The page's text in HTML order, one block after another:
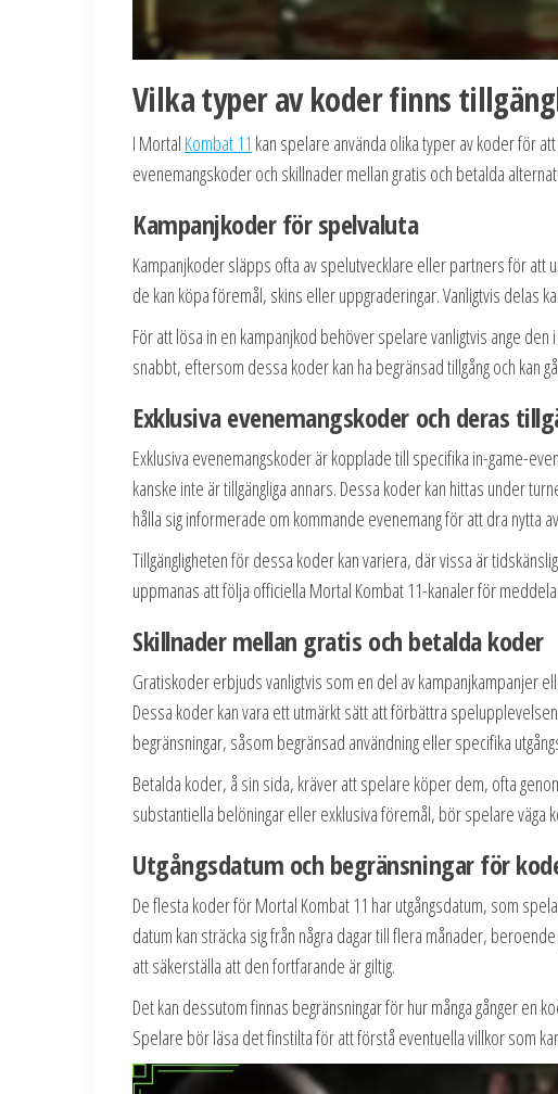
Vilka typer av koder finns
I Mortal Kombat 11 kan spelare använda olika typer av koder för
evenemangskoder och skillnader mellan gratis och betalda
Kampanjkoder för spelvaluta
Kampanjkoder släpps ofta av spelutvecklare eller partners för att
de kan köpa föremål, skins eller uppgraderingar. Vanligtvis delas
För att lösa in en kampanjkod behöver spelare vanligtvis ange
snabbt, eftersom dessa koder kan ha begränsad tillgång och kan
Exklusiva evenemangskoder och deras
Exklusiva evenemangskoder är kopplade till specifika in-game-
kanske inte är tillgängliga annars. Dessa koder kan hittas under
hålla sig informerade om kommande evenemang för att dra nytta
Tillgängligheten för dessa koder kan variera, där vissa är
uppmanas att följa officiella Mortal Kombat 11-kanaler för
Skillnader mellan gratis och betalda koder
Gratiskoder erbjuds vanligtvis som en del av kampanjkampanjer
Dessa koder kan vara ett utmärkt sätt att förbättra
begränsningar, såsom begränsad användning eller specifika
Betalda koder, å sin sida, kräver att spelare köper dem, ofta
substantiella belöningar eller exklusiva föremål, bör spelare
Utgångsdatum och begränsningar för
De flesta koder för Mortal Kombat 11 har utgångsdatum, som
datum kan sträcka sig från några dagar till flera månader,
att säkerställa att den fortfarande är giltig.
Det kan dessutom finnas begränsningar för hur många gånger
Spelare bör läsa det finstilta för att förstå eventuella villkor som